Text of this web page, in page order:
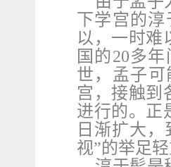
下学宫的
以，一时难
国的20多年
世，孟子
宫，接触到
进行的。正
日渐扩大
视”的举足轻